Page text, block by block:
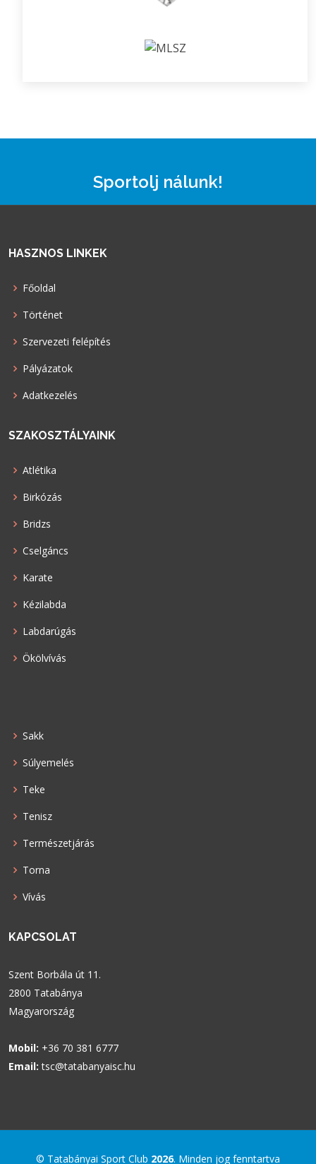
Sportolj nálunk!
HASZNOS LINKEK
Főoldal
Történet
Szervezeti felépítés
Pályázatok
Adatkezelés
SZAKOSZTÁLYAINK
Atlétika
Birkózás
Bridzs
Cselgáncs
Karate
Kézilabda
Labdarúgás
Ökölvívás
Sakk
Súlyemelés
Teke
Tenisz
Természetjárás
Torna
Vívás
KAPCSOLAT
Szent Borbála út 11.
2800 Tatabánya
Magyarország
Mobil: +36 70 381 6777
Email: tsc@tatabanyaisc.hu
© Tatabányai Sport Club 2026. Minden jog fenntartva